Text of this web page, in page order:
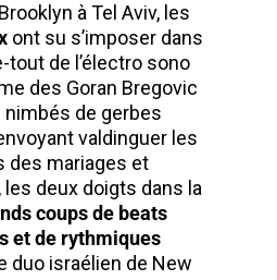
à Tel Aviv, les
ont su s’imposer dans
tout de l’électro sono
des Goran Bregovic
nimbés de gerbes
valdinguer les
des mariages et
les deux doigts dans la
coups de beats
et de rythmiques
duo israélien de New